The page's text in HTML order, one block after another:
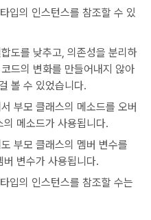
입의 인스턴스를 참조할 수 있
도를 낮추고, 의존성을 분리하
드의 변화를 만들어내지 않아
볼 수 있었습니다.
부모 클래스의 메소드를 오버
메소드가 사용됩니다.
부모 클래스의 멤버 변수를
변수가 사용됩니다.
입의 인스턴스를 참조할 수는